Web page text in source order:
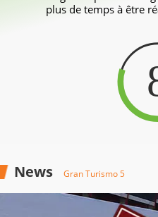
plus de temps à être
News Gran Turismo 5